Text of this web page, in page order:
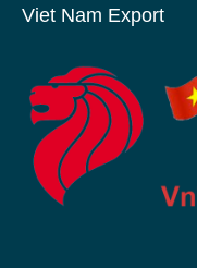
Viet Nam Export